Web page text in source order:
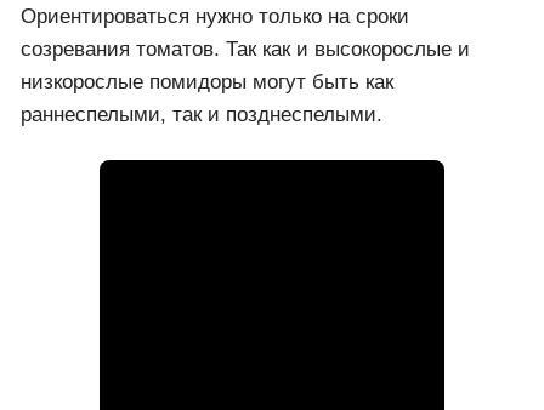
Ориентироваться нужно только на сроки
созревания томатов. Так как и высокорослые и
низкорослые помидоры могут быть как
раннеспелыми, так и позднеспелыми.